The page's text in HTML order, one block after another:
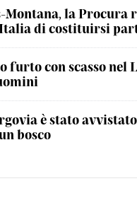
Montana, la Procura
di costituirsi
furto con scasso nel
è stato
bosco